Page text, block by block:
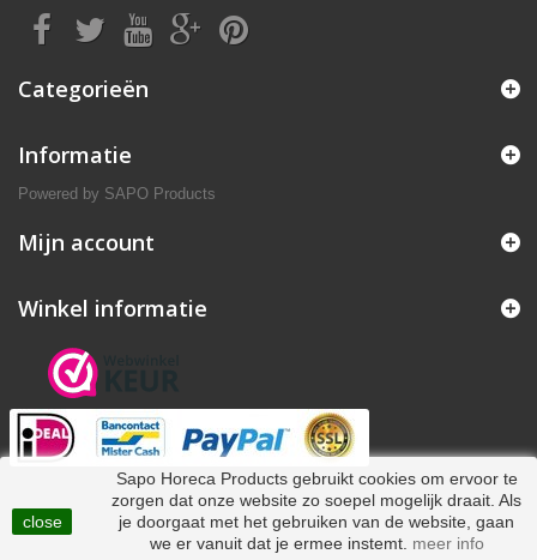
Categorieën
Informatie
Powered by SAPO Products
Mijn account
Winkel informatie
close
Sapo Horeca Products gebruikt cookies om ervoor te
zorgen dat onze website zo soepel mogelijk draait. Als
je doorgaat met het gebruiken van de website, gaan
we er vanuit dat je ermee instemt. meer info